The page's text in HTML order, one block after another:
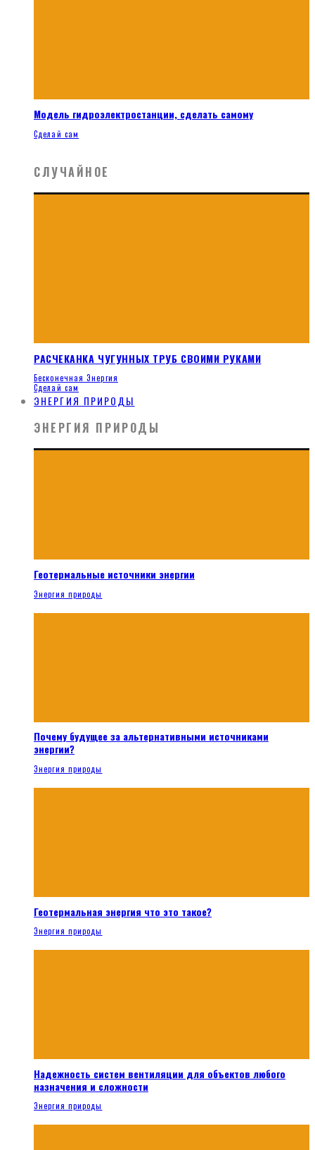
Модель гидроэлектростанции, сделать самому
Сделай сам
СЛУЧАЙНОЕ
РАСЧЕКАНКА ЧУГУННЫХ ТРУБ СВОИМИ РУКАМИ
Бесконечная Энергия
Сделай сам
ЭНЕРГИЯ ПРИРОДЫ
ЭНЕРГИЯ ПРИРОДЫ
Геотермальные источники энергии
Энергия природы
Почему будущее за альтернативными источниками
энергии?
Энергия природы
Геотермальная энергия что это такое?
Энергия природы
Надежность систем вентиляции для объектов любого
назначения и сложности
Энергия природы